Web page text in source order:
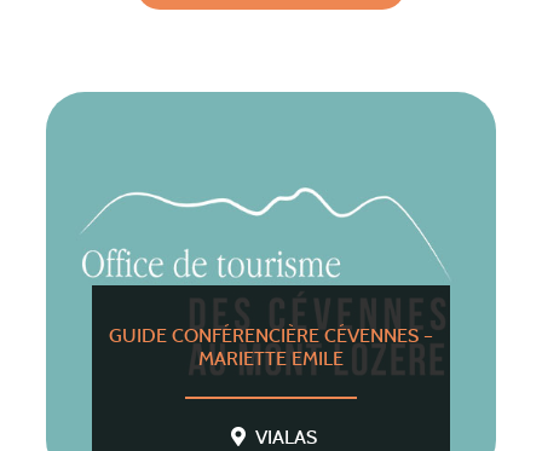
GUIDE CONFÉRENCIÈRE CÉVENNES –
MARIETTE EMILE
VIALAS